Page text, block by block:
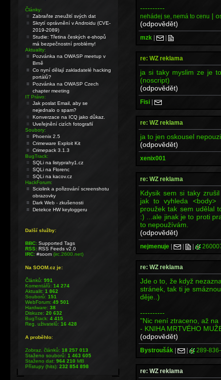
----------
nehádej se, nemá to cenu |
(odpovědět)
mzk | |
re: WZ reklama
ja si taky myslim ze je
(noscript)
(odpovědět)
Fisi |
re: WZ reklama
ja to jen oskousel
(odpovědět)
xenix001
re: WZ reklama
Kdysik sem si taky
jak to vyhleda
proužek tak sem udělal
:) ...ale jinak je to proti
to nepoužívám.
(odpovědět)
nejmenuje | | |
re: WZ reklama
Jde o to, že když
stránek, tak ti je
děje..)
----------
"Nic není ztraceno, až na
- KNIHA MRTVÉHO
(odpovědět)
Bystroušák | | 289-
re: WZ reklama
Články:
Zabraňte zneužití svých dat
Skrytí oprávnění v Androidu (CVE-
2019-2089)
Studie: Třetina českých e-shopů
má bezpečnostní problémy!
Aktuality:
Pozvánka na OWASP meetup v
Brně
Co nyní dělají zakladatelé hacking
portálů?
Pozvánka na OWASP Czech
chapter meeting
IT Právo:
Jak poslat Email, aby se
nejednalo o spam?
Konverzace na ICQ jako důkaz.
Uveřejnění cizích fotografií
Soubory:
Phoenix 2.5
Crimeware Exploit Kit
Crimepack 3.1.3
BugTrack:
SQLi na listyprahy1.cz
SQLi na Florenc
SQLi na kacov.cz
HackForum:
Sciolink a pořizování screenshotu
obrazovky
Dark Web - zkušenosti
Detekce HW keyloggeru
Další služby:
BBC: Supported Tags
RSS: RSS Feeds v2.0
IRC: #soom(irc.2600.net)
Na SOOM.cz je:
Článků:991
Komentářů:14 274
Aktualit:1 862
Souborů:151
WebForum:49 501
Hardware:38
Diskuze:20 632
BugTrack:4 415
Reg. uživatelů:16 428
A proběhlo:
Zobraz. článků:18 257 013
Staženo souborů:1 463 605
Staženo dat:964 210MB
Přístupy (hits):232 854 898